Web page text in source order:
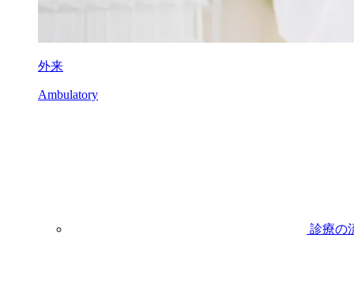
外来
Ambulatory
診療の